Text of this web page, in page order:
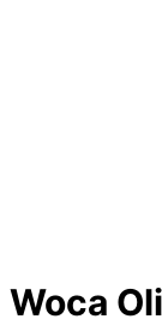
Woca